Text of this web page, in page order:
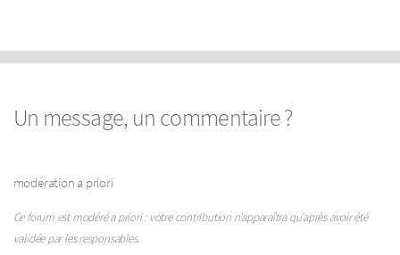
Un message, un commentaire ?
modération a priori
Ce forum est modéré a priori : votre contribution n’apparaîtra qu’après avoir été
validée par les responsables.